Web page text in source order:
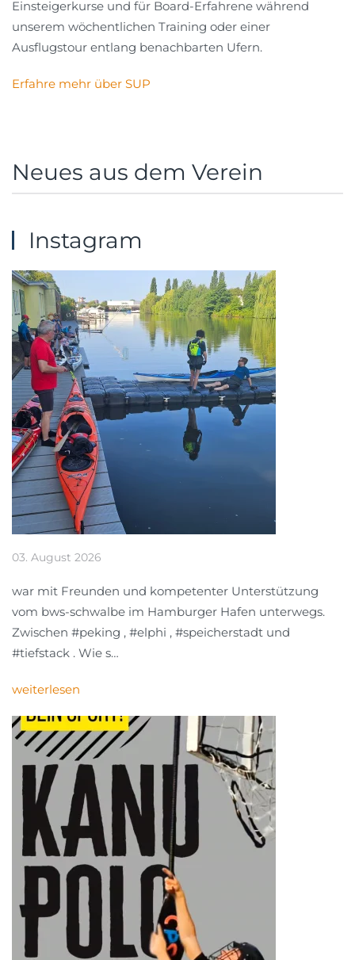
Einsteigerkurse und für Board-Erfahrene während
unserem wöchentlichen Training oder einer
Ausflugstour entlang benachbarten Ufern.
Erfahre mehr über SUP
Neues aus dem Verein
Instagram
03. August 2026
war mit Freunden und kompetenter Unterstützung
vom bws-schwalbe im Hamburger Hafen unterwegs.
Zwischen #peking , #elphi , #speicherstadt und
#tiefstack . Wie s…
weiterlesen